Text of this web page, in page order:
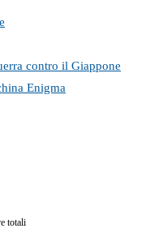
contro il Giappone
Enigma
totali